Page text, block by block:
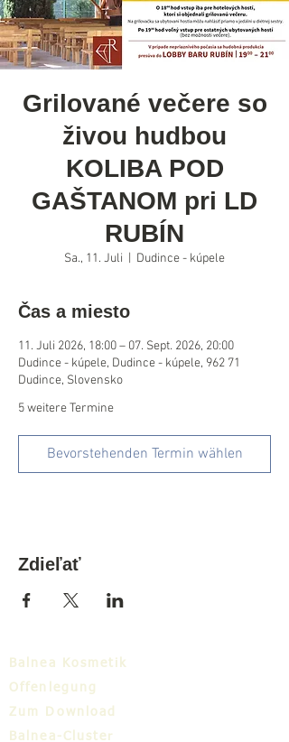
Grilované večere so
živou hudbou
KOLIBA POD
GAŠTANOM pri LD
RUBÍN
Sa., 11. Juli Dudince - kúpele
Čas a miesto
11. Juli 2026, 18:00 – 07. Sept. 2026, 20:00
Dudince - kúpele, Dudince - kúpele, 962 71
Dudince, Slovensko
5 weitere Termine
Bevorstehenden Termin wählen
Zdieľať
Balnea Kosmetik
Offenlegung
Zum Download
Balnea-Cluster